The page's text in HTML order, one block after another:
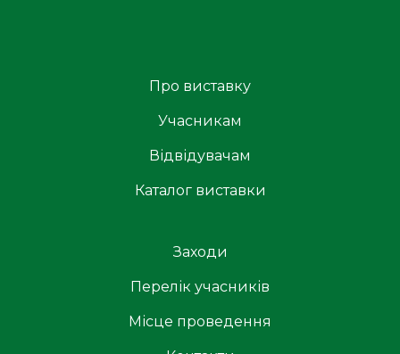
Про виставку
Учасникам
Відвідувачам
Каталог виставки
Заходи
Перелік учасників
Місце проведення